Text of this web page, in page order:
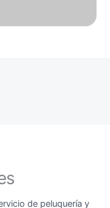
de peluquería y